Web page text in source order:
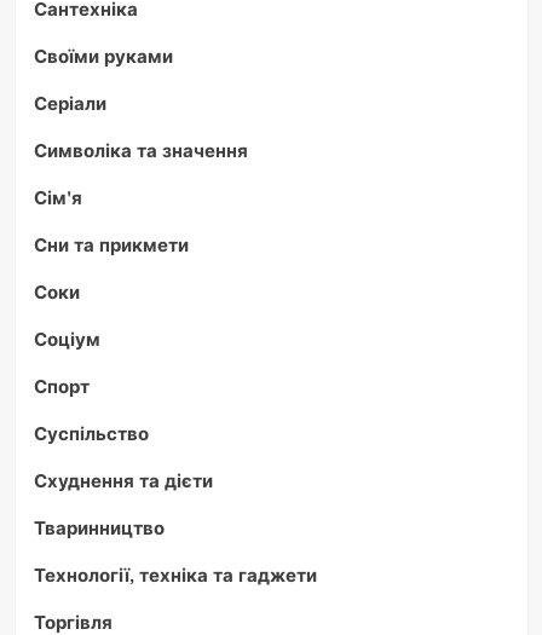
Сантехніка
Своїми руками
Серіали
Символіка та значення
Сім'я
Сни та прикмети
Соки
Соціум
Спорт
Суспільство
Схуднення та дієти
Тваринництво
Технології, техніка та гаджети
Торгівля